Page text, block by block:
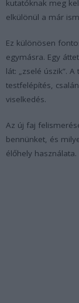
kutatóknak meg
elkülönül a már
Ez különösen
egymásra. Egy
lát: „zselé úszik”.
testfelépítés,
viselkedés.
Az új faj
bennünket, és
élőhely használata.